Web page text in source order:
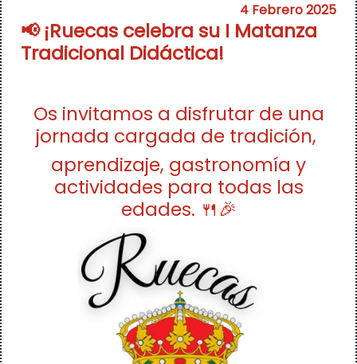
4 Febrero 2025
📢 ¡Ruecas celebra su I Matanza
Tradicional Didáctica!
Os invitamos a disfrutar de una
jornada cargada de tradición,
aprendizaje, gastronomía y
actividades para todas las
edades. 🍴🎉